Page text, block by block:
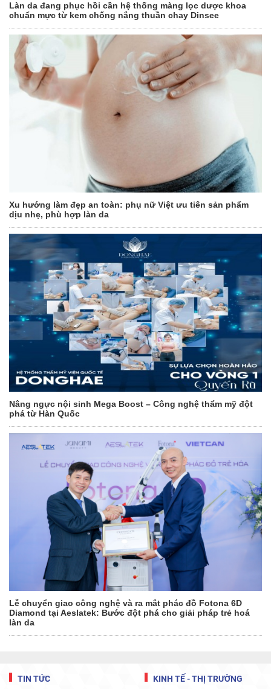
Làn da đang phục hồi cần hệ thống màng lọc dược khoa
chuẩn mực từ kem chống nắng thuần chay Dinsee
Xu hướng làm đẹp an toàn: phụ nữ Việt ưu tiên sản phẩm
dịu nhẹ, phù hợp làn da
Nâng ngực nội sinh Mega Boost – Công nghệ thẩm mỹ đột
phá từ Hàn Quốc
Lễ chuyển giao công nghệ và ra mắt phác đồ Fotona 6D
Diamond tại Aeslatek: Bước đột phá cho giải pháp trẻ hoá
làn da
TIN TỨC
KINH TẾ - THỊ TRƯỜNG